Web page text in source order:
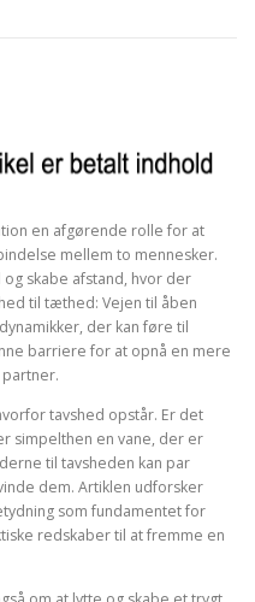
en afgørende rolle for at
mellem to mennesker.
skabe afstand, hvor der
til tæthed: Vejen til åben
der kan føre til
barriere for at opnå en mere
tavshed opstår. Er det
simpelthen en vane, der er
til tavsheden kan par
dem. Artiklen udforsker
som fundamentet for
redskaber til at fremme en